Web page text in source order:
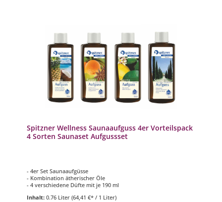
Spitzner Wellness Saunaaufguss 4er Vorteilspack
4 Sorten Saunaset Aufgussset
- 4er Set Saunaaufgüsse
- Kombination ätherischer Öle
- 4 verschiedene Düfte mit je 190 ml
Inhalt: 0.76 Liter (64,41 €* / 1 Liter)